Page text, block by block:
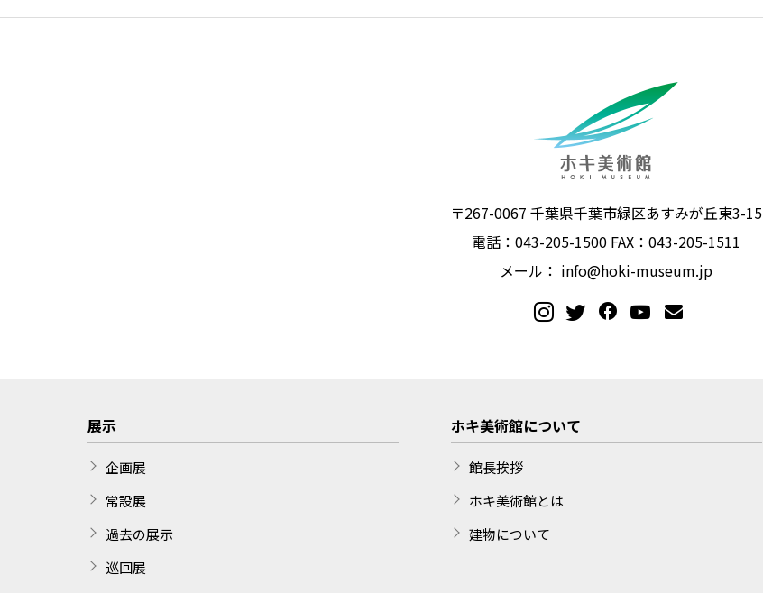
〒267-0067 千葉県千葉市緑区あすみが丘東3-15
電話：043-205-1500 FAX：043-205-1511
メール： info@hoki-museum.jp
展示
企画展
常設展
過去の展示
巡回展
ホキ美術館について
館長挨拶
ホキ美術館とは
建物について